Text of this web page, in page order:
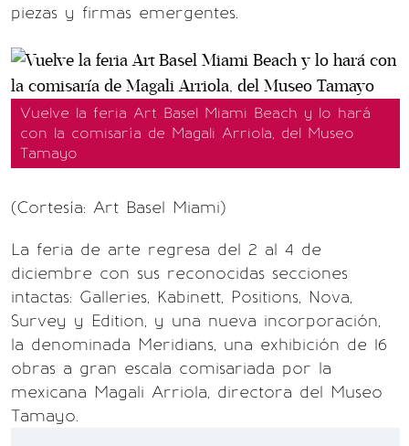
piezas y firmas emergentes.
Vuelve la feria Art Basel Miami Beach y lo hará
con la comisaría de Magali Arriola, del Museo
Tamayo
(Cortesía: Art Basel Miami)
La feria de arte regresa del 2 al 4 de
diciembre con sus reconocidas secciones
intactas: Galleries, Kabinett, Positions, Nova,
Survey y Edition, y una nueva incorporación,
la denominada Meridians, una exhibición de 16
obras a gran escala comisariada por la
mexicana Magali Arriola, directora del Museo
Tamayo.